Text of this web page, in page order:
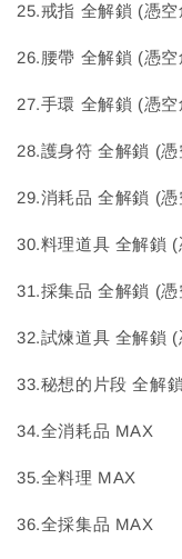
25.戒指 全解鎖 (憑空
26.腰帶 全解鎖 (憑空
27.手環 全解鎖 (憑空
28.護身符 全解鎖 (憑
29.消耗品 全解鎖 (憑
30.料理道具 全解鎖 (
31.採集品 全解鎖 (憑
32.試煉道具 全解鎖 (
33.秘想的片段 全解
34.全消耗品 MAX
35.全料理 MAX
36.全採集品 MAX